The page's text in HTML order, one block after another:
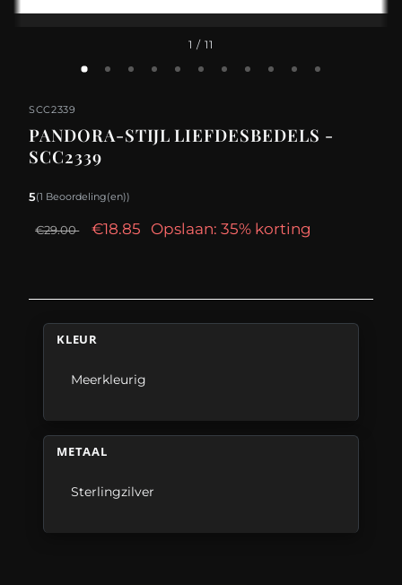
1 / 11
SCC2339
PANDORA-STIJL LIEFDESBEDELS -
SCC2339
5(1 Beoordeling(en))
€29.00 €18.85 Opslaan: 35% korting
KLEUR
Meerkleurig
METAAL
Sterlingzilver